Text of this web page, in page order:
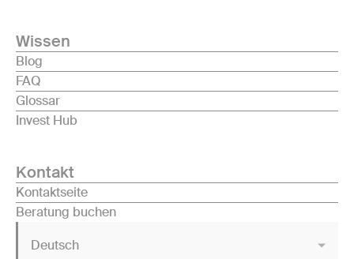
Wissen
Blog
FAQ
Glossar
Invest Hub
Kontakt
Kontaktseite
Beratung buchen
Deutsch